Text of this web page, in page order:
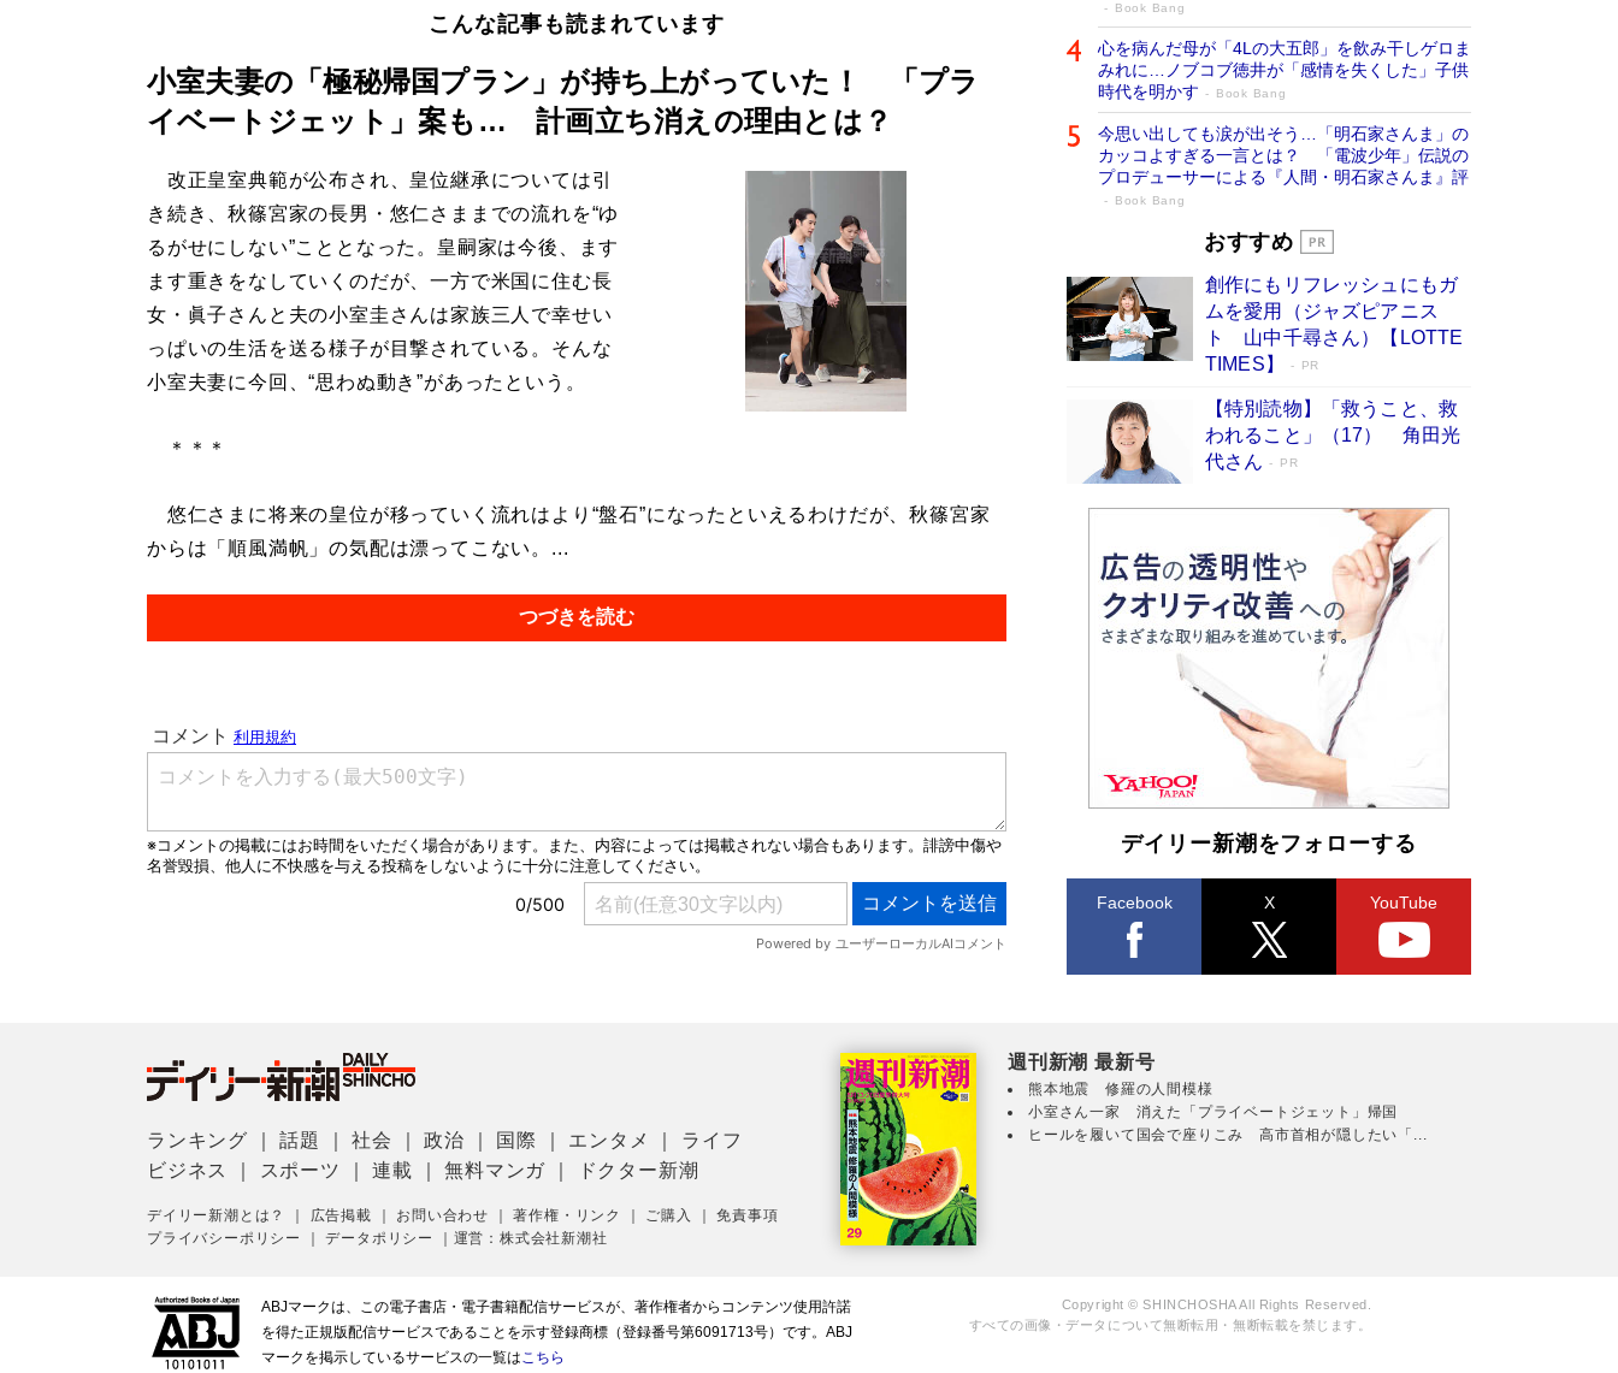
こんな記事も読まれています
小室夫妻の「極秘帰国プラン」が持ち上がっていた！ 「プラ
イベートジェット」案も… 計画立ち消えの理由とは？
改正皇室典範が公布され、皇位継承については引
き続き、秋篠宮家の長男・悠仁さままでの流れを“ゆ
るがせにしない”こととなった。皇嗣家は今後、ます
ます重きをなしていくのだが、一方で米国に住む長
女・眞子さんと夫の小室圭さんは家族三人で幸せい
っぱいの生活を送る様子が目撃されている。そんな
小室夫妻に今回、“思わぬ動き”があったという。
＊＊＊
悠仁さまに将来の皇位が移っていく流れはより“盤石”になったといえるわけだが、秋篠宮家
からは「順風満帆」の気配は漂ってこない。...
つづきを読む
Book Bang
心を病んだ母が「4Lの大五郎」を飲み干しゲロま
みれに…ノブコブ徳井が「感情を失くした」子供
時代を明かす
Book Bang
今思い出しても涙が出そう…「明石家さんま」の
カッコよすぎる一言とは？ 「電波少年」伝説の
プロデューサーによる『人間・明石家さんま』評
Book Bang
「叱って伸びるやつは、褒めたらもっと伸
た“人を育てるコツ”…芸への考え方を明か
す
Book Bang
「『火垂るの墓』は、大嘘である」原作者が抱き
続けた“自責の念”とは…「自己憐憫は描きたくな
い」監督が徹底的にこだわったこと（後編） #
戦争の記憶
Book Bang
美輪明宏 晩年の回答を集めた『ほほえんで生き
るための人生相談』がランクイン［エンターテイ
メントベストセラー］
Book Bang
「宇宙兄弟」最終46巻がベストセラー1位 宇宙
開発への関心を押し上げた18年の物語に幕 特装
版には「宇宙で描かれたマンガ」も収録
Book Bang
「不意に涙が出そうに…」高嶋政伸が明かし
た“13歳の娘を暴行する役”への葛藤 インティマ
シーコーディネーターに支えられたNHK『大奥』
Book Bang
おすすめ
創作にもリフレッシュにもガ
ムを愛用（ジャズピアニス
ト 山中千尋さん）【LOTTE
TIMES】
PR
【特別読物】「救うこと、救
われること」（17） 角田光
代さん
PR
デイリー新潮をフォローする
Facebook X YouTube
ランキング ｜話題 ｜社会 ｜政治 国際 エンタメ
ライフ
ビジネス
スポーツ ｜連載 ｜無料マンガ ドクター新潮
デイリー新潮とは？ 広告掲載 お問い合わせ ｜著作権・リンク ご購入 ｜免責事項
プライバシーポリシー
｜データポリシー 運営：株式会社新潮社
週刊新潮 最新号
熊本地震 修羅の人間模様
小室さん一家 消えた「プライベートジェット」帰国
ヒールを履いて国会で座りこみ 高市首相が隠したい「...
ABJマークは、この電子書店・電子書籍配信サービスが、著作権者からコンテンツ使用許諾
を得た正規版配信サービスであることを示す登録商標（登録番号第6091713号）です。ABJ
マークを掲示しているサービスの一覧はこちら
Copyright © SHINCHOSHA All Rights Reserved.
すべての画像・データについて無断転用・無断転載を禁じます。